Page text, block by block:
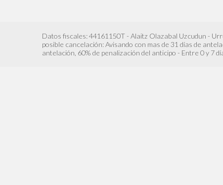
Datos fiscales: 44161150T - Alaitz Olazabal Uzcudun -
posible cancelación: Avisando con mas de 31 días de
antelación, 60% de penalización del anticipo - Entre 0 y 7